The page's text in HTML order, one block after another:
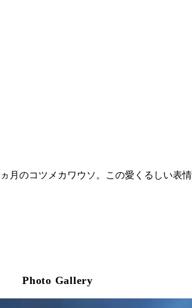
月のコツメカワウソ。この愛くるしい表
Photo Gallery